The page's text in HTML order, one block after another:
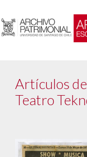
Artículos
Teatro